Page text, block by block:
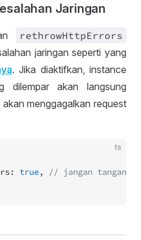
Jaringan
rethrowHttpErrors
jaringan seperti yang
. Jika diaktifkan, instance
dilempar akan langsung
menggagalkan request
ts
true,
// jangan tangani